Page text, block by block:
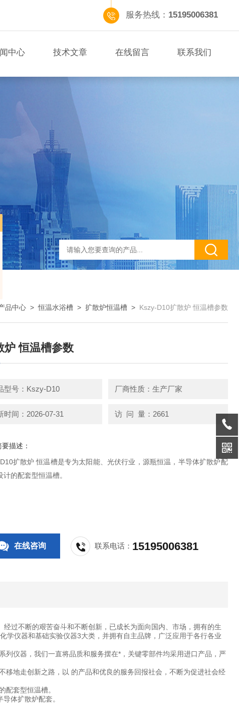
服务热线： 15195006381
中心 技术文章 在线留言 联系我们
品中心 >恒温水浴槽 > 扩散炉恒温槽 > Kszy-D10扩散炉 恒温槽参数
炉 恒温槽参数
型号：Kszy-D10 厂商性质：生产厂家
时间：2026-07-31 访 问 量：2661
要描述：
扩散炉 恒温槽是专为太阳能、光伏行业，源瓶恒温，半导体扩散炉配
计的配套型恒温槽。
在线咨询 联系电话： 15195006381
过不断的艰苦奋斗和不断创新，已成长为面向国内、市场，拥有的生
学仪器和基础实验仪器3大类，并拥有自主品牌，广泛应用于各行各业
仪器，我们一直将品质和服务摆在*，关键零部件均采用进口产品，严
地走创新之路，以 的产品和优良的服务回报社会，不断为促进社会经
配套型恒温槽。
体扩散炉配套。